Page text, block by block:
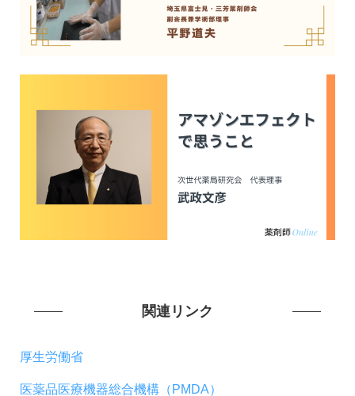
関連リンク
厚生労働省
医薬品医療機器総合機構（PMDA）